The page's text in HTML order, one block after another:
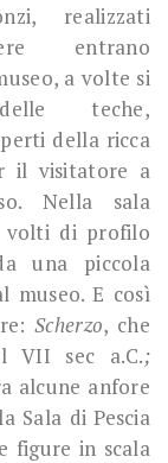
realizzati
entrano
a volte si
teche,
della ricca
il visitatore a
Nella sala
volti di profilo
una piccola
museo. E così
Scherzo, che
VII sec a.C.;
alcune anfore
Sala di Pescia
figure in scala